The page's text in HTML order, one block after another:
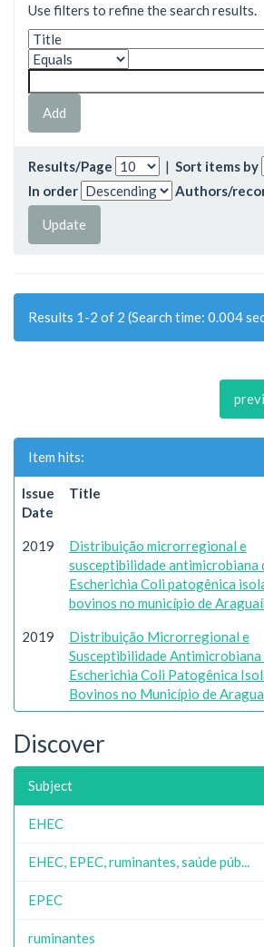
Use filters to refine the search results.
Results/Page | Sort items by
In order
Authors/
Results 1-2 of 2 (Search time: 0.004
Item hits:
Issue
Date
Title
2019
Distribuição microrregional e
susceptibilidade antimicrobiana
Escherichia Coli patogênica
bovinos no município de
2019
Distribuição Microrregional e
Susceptibilidade Antimicrobiana
Escherichia Coli Patogênica
Bovinos no Município de
Discover
Subject
EHEC
EHEC, EPEC, ruminantes, saúde púb...
EPEC
ruminantes